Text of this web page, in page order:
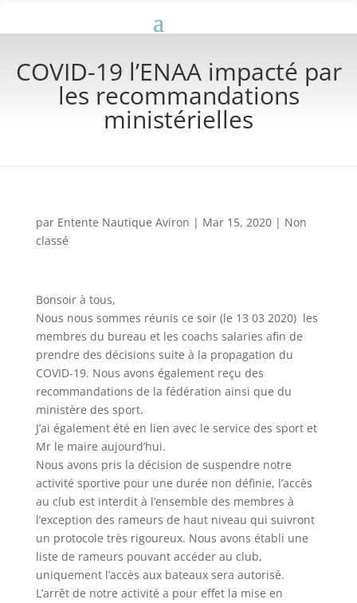
COVID-19 l’ENAA impacté par
les recommandations
ministérielles
par Entente Nautique Aviron | Mar 15, 2020| Non
classé
Bonsoir à tous,
Nous nous sommes réunis ce soir (le 13 03 2020) les
membres du bureau et les coachs salaries afin de
prendre des décisions suite à la propagation du
COVID-19. Nous avons également reçu des
recommandations de la fédération ainsi que du
ministère des sport.
J’ai également été en lien avec le service des sport et
Mr le maire aujourd’hui.
Nous avons pris la décision de suspendre notre
activité sportive pour une durée non définie, l’accès
au club est interdit à l’ensemble des membres à
l’exception des rameurs de haut niveau qui suivront
un protocole très rigoureux. Nous avons établi une
liste de rameurs pouvant accéder au club,
uniquement l’accès aux bateaux sera autorisé.
L’arrêt de notre activité a pour effet la mise en